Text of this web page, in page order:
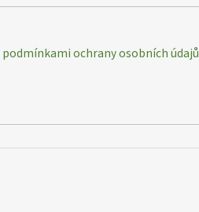
podmínkami ochrany osobních údajů